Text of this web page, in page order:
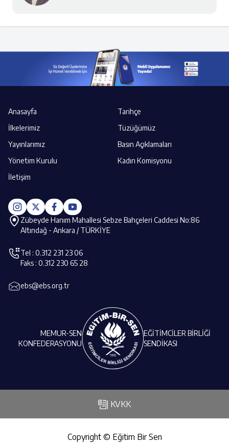
Anasayfa
Tarihçe
İlkelerimiz
Tüzüğümüz
Yayınlarımız
Basın Açıklamaları
Yönetim Kurulu
Kadın Komisyonu
İletişim
MEMUR-SEN
KONFEDERASYONU
EĞİTİMCİLER BİRLİĞİ
SENDİKASI
Zübeyde Hanım Mahallesi Sebze Bahçeleri Caddesi No:86
Altındağ - Ankara / TÜRKİYE
Tel : 0.312 231 23 06
Faks : 0.312 230 65 28
ebs@ebs.org.tr
Copyright © Eğitim Bir Sen
| KVKK